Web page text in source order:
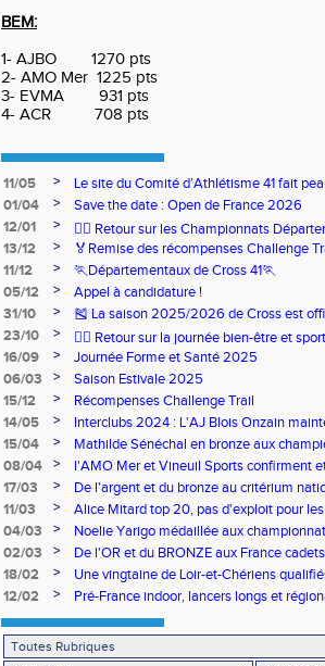
BEM:
1- AJBO 1270 pts
2- AMO Mer 1225 pts
3- EVMA 931 pts
4- ACR 708 pts
11/05 >
Le site du Comité d’Athlétisme 41 fait
01/04
>
Save the date : Open de France 2026
12/01
>
🏃‍♂️ Retour sur les Championnats
13/12
>
🏅Remise des récompenses Challenge
11/12
>
🏃Départementaux de Cross 41🏃
05/12
>
Appel à candidature !
31/10
>
🎽 La saison 2025/2026 de Cross est
23/10
>
🧘‍♀️ Retour sur la journée bien-être et
16/09
>
Journée Forme et Santé 2025
06/03
>
Saison Estivale 2025
15/12
>
Récompenses Challenge Trail
14/05
>
Interclubs 2024 : L'AJ Blois Onzain
Romorantin en N2B
15/04 >
Mathilde Sénéchal en bronze aux
08/04
>
l'AMO Mer et Vineuil Sports confirment
benjamins
17/03 >
De l'argent et du bronze au critérium
11/03
>
Alice Mitard top 20, pas d'exploit pour
04/03
>
Noelie Yarigo médaillée aux
02/03
>
De l'OR et du BRONZE aux France
18/02
>
Une vingtaine de Loir-et-Chériens
12/02
> Pré-France indoor, lancers longs et